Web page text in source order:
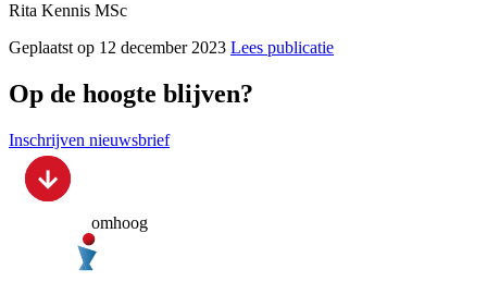
Rita Kennis MSc
Geplaatst op 12 december 2023 Lees publicatie
Op de hoogte blijven?
Inschrijven nieuwsbrief
omhoog